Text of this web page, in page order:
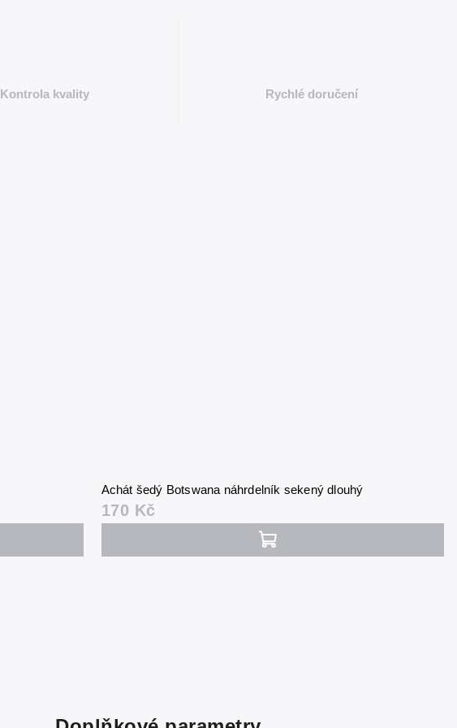
Kontrola kvality Rychlé doručení
Achát šedý Botswana náhrdelník sekený dlouhý
170 Kč